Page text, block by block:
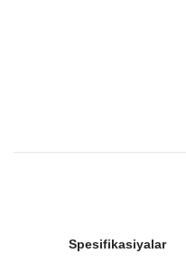
Spesifikasiyalar